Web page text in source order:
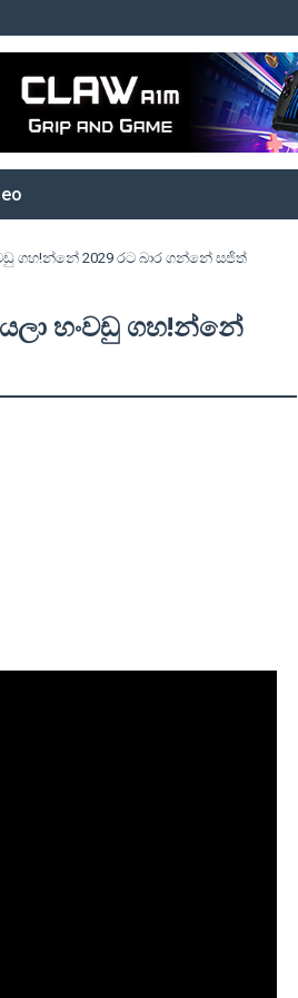
ගහ!න්නේ 2029 රට බාර ගන්නේ සජිත්
හංවඩු ගහ!න්නේ